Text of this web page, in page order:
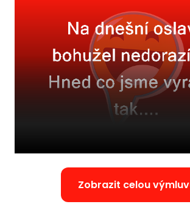
Zobrazit celou